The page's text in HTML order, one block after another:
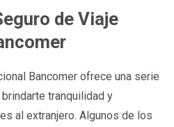
de Viaje
Bancomer ofrece una serie
tranquilidad y
al extranjero. Algunos de los